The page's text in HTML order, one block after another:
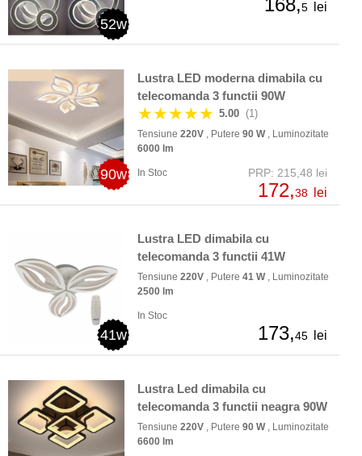
52w
168,5 lei
90w
Lustra LED moderna dimabila cu
telecomanda 3 functii 90W
★★★★★ 5.00 (1)
Tensiune 220V , Putere 90 W, Luminozitate
6000 lm
In Stoc PRP: 215,48 lei
172,38 lei
41w
Lustra LED dimabila cu
telecomanda 3 functii 41W
Tensiune 220V , Putere 41 W, Luminozitate
2500 lm
In Stoc
173,45 lei
Lustra Led dimabila cu
telecomanda 3 functii neagra 90W
Tensiune 220V , Putere 90 W, Luminozitate
6600 lm